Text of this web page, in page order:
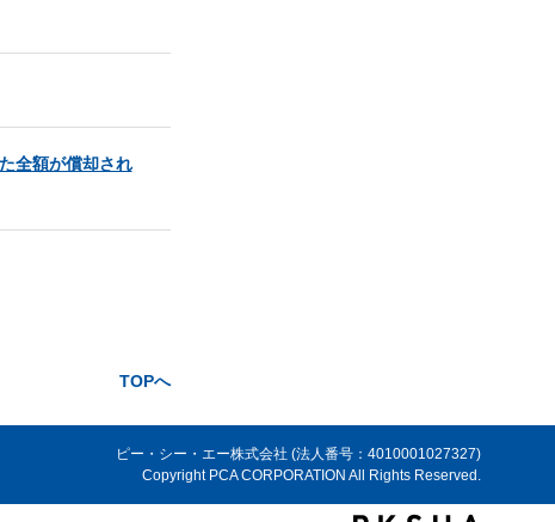
全額が償却され
TOPへ
ピー・シー・エー株式会社 (法人番号：4010001027327)
Copyright PCA CORPORATION All Rights Reserved.